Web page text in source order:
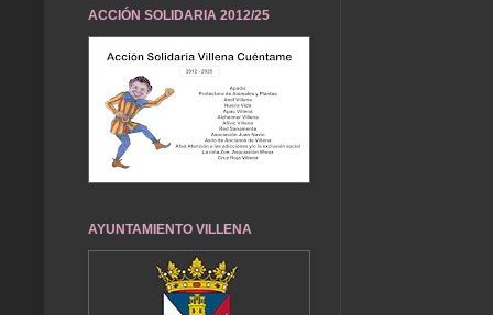
ACCIÓN SOLIDARIA 2012/25
AYUNTAMIENTO VILLENA